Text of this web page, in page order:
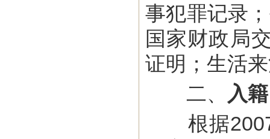
事犯罪记录
国家财政局
证明；生活
二、
入籍
根据2007